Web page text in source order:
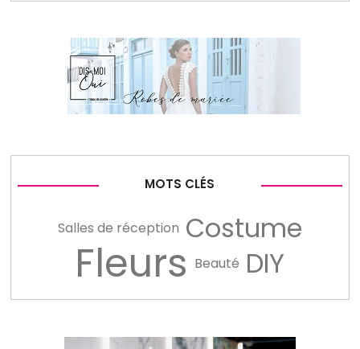
MOTS CLÉS
Salles de réception Costume
Fleurs Beauté DIY